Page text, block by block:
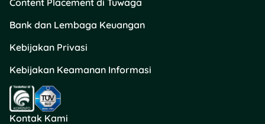
selalu cek info terbaru
bisa berubah dari waktu ke
waktu.
Kalau kamu juga ingin
literasi finansial yang
praktis (nggak bikin pusing)
buat mengatur kebutuhan
Content Placement di Tuwaga
Bank dan Lembaga Keuangan
Kebijakan Privasi
Kebijakan Keamanan Informasi
Kontak Kami